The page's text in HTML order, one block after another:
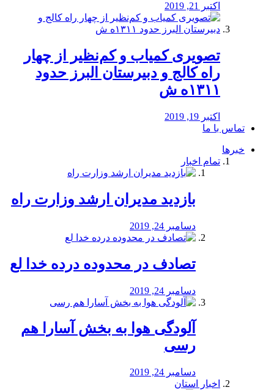
اکتبر 21, 2019
️تصویری کمیاب و کم‌نظیر از چهار
راه كالج و دبيرستان البرز حدود
۱۳۱۱ه ش
اکتبر 19, 2019
تماس با ما
خبرها
تمام اخبار
بازدید مدیران ارشد وزارت راه
دسامبر 24, 2019
تصادف در محدوده درده خدا لع
دسامبر 24, 2019
آلودگی هوا به بخش آسارا هم
رسی
دسامبر 24, 2019
اخبار استان